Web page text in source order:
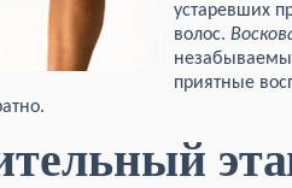
устаревших
волос.
приятные